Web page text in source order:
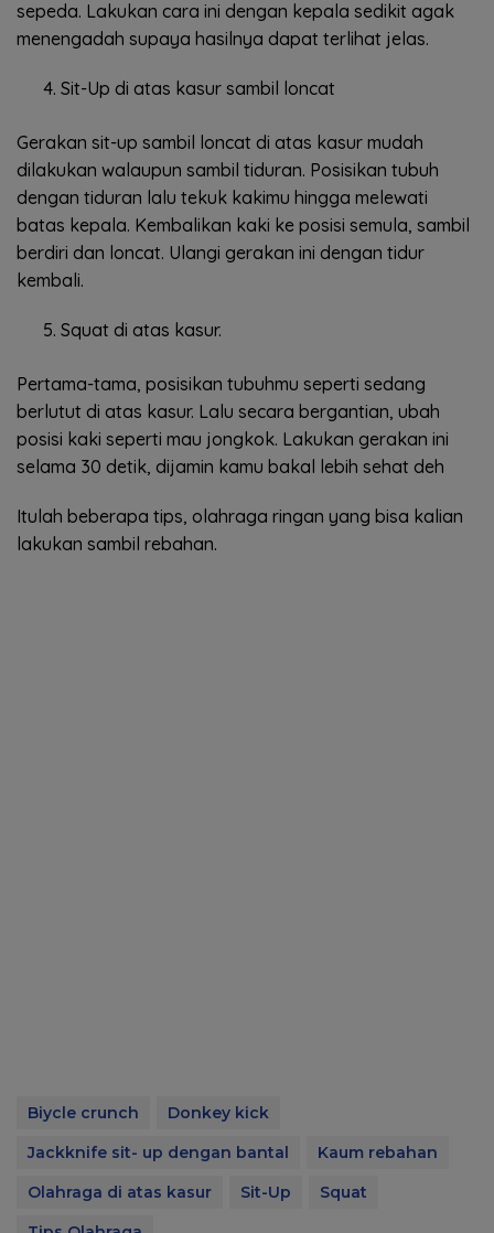
sepeda. Lakukan cara ini dengan kepala sedikit agak
menengadah supaya hasilnya dapat terlihat jelas.
Sit-Up di atas kasur sambil loncat
Gerakan sit-up sambil loncat di atas kasur mudah
dilakukan walaupun sambil tiduran. Posisikan tubuh
dengan tiduran lalu tekuk kakimu hingga melewati
batas kepala. Kembalikan kaki ke posisi semula, sambil
berdiri dan loncat. Ulangi gerakan ini dengan tidur
kembali.
Squat di atas kasur.
Pertama-tama, posisikan tubuhmu seperti sedang
berlutut di atas kasur. Lalu secara bergantian, ubah
posisi kaki seperti mau jongkok. Lakukan gerakan ini
selama 30 detik, dijamin kamu bakal lebih sehat deh
Itulah beberapa tips, olahraga ringan yang bisa kalian
lakukan sambil rebahan.
Biycle crunch
Donkey kick
Jackknife sit- up dengan bantal
Kaum rebahan
Olahraga di atas kasur
Sit-Up
Squat